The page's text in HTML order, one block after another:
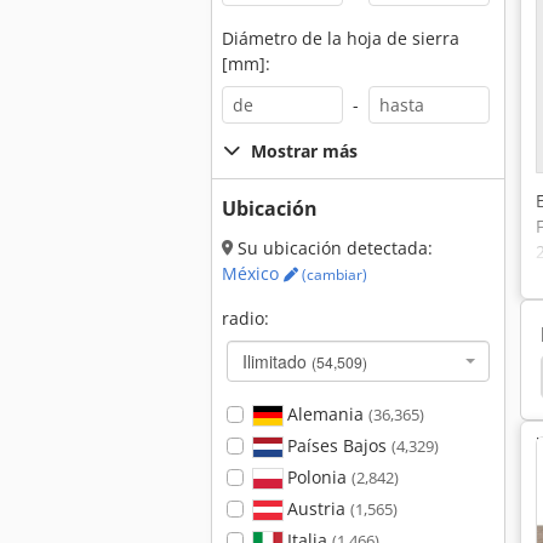
Diámetro de la hoja de sierra
[mm]:
-
Mostrar más
Ubicación
Su ubicación detectada:
México
(cambiar)
radio:
Ilimitado (54,509)
Alemania (36,365)
Países Bajos (4,329)
Polonia (2,842)
Austria (1,565)
Sistema De Purificación De Escape